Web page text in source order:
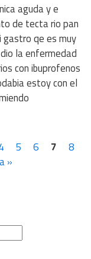
aguda y e
de tecta rio pan
qe es muy
la enfermedad
con ibuprofenos
estoy con el
5 6 7
8
»